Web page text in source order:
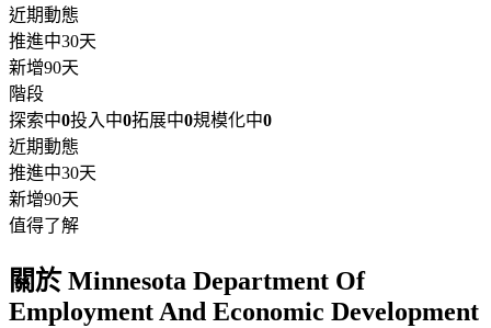
近期動態
推進中30天
新增90天
階段
探索中0投入中0拓展中0規模化中0
近期動態
推進中30天
新增90天
值得了解
關於 Minnesota Department Of
Employment And Economic Development